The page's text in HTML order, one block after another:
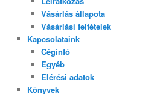
Vásárlás állapota
Vásárlási feltételek
Kapcsolataink
Céginfó
Egyéb
Elérési adatok
Könyvek